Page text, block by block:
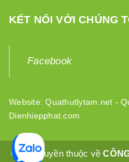
KẾT NỐI VỚI CHÚNG
Facebook
Website:Quathutlytam.net -
Dienhiepphat.com
© Bản quyền thuộc về